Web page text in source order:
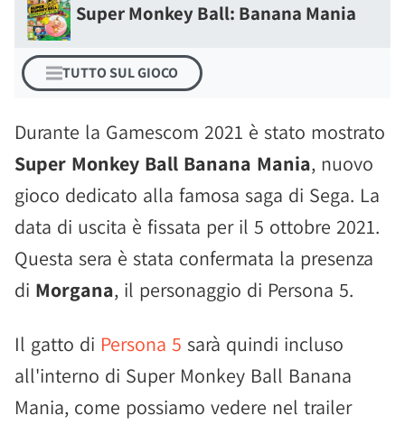
Super Monkey Ball: Banana Mania
TUTTO SUL GIOCO
Durante la Gamescom 2021 è stato mostrato
Super Monkey Ball Banana Mania, nuovo
gioco dedicato alla famosa saga di Sega. La
data di uscita è fissata per il 5 ottobre 2021.
Questa sera è stata confermata la presenza
di Morgana, il personaggio di Persona 5.
Il gatto di Persona 5 sarà quindi incluso
all'interno di Super Monkey Ball Banana
Mania, come possiamo vedere nel trailer